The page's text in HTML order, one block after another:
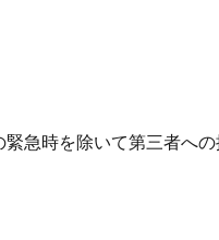
急時を除いて第三者への